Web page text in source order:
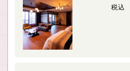
税込